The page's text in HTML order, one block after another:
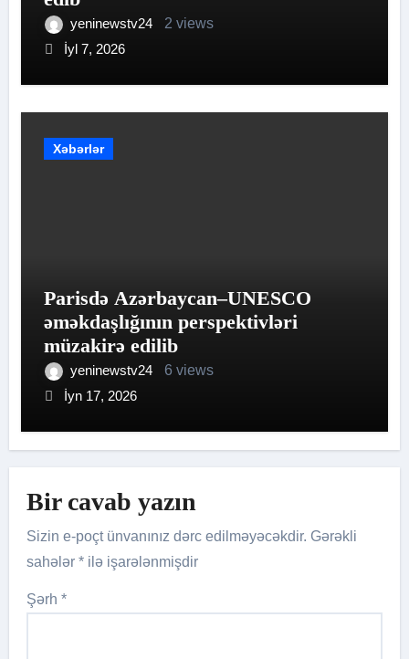
yeninewstv24
2 views
İyl 7, 2026
Xəbərlər
Parisdə Azərbaycan–UNESCO
əməkdaşlığının perspektivləri
müzakirə edilib
yeninewstv24
6 views
İyn 17, 2026
Bir cavab yazın
Sizin e-poçt ünvanınız dərc edilməyəcəkdir. Gərəkli
sahələr* ilə işarələnmişdir
Şərh*